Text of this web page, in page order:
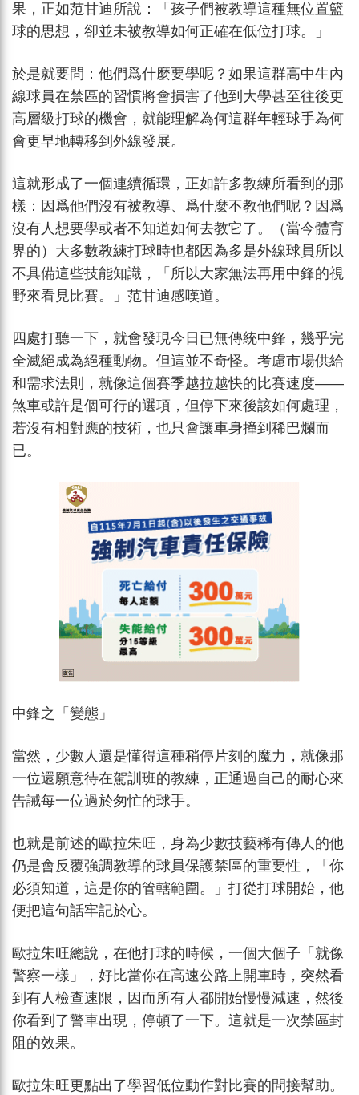
果，正如范甘迪所說：「孩子們被教導這種無位置籃
球的思想，卻並未被教導如何正確在低位打球。」
於是就要問：他們爲什麼要學呢？如果這群高中生內
線球員在禁區的習慣將會損害了他到大學甚至往後更
高層級打球的機會，就能理解為何這群年輕球手為何
會更早地轉移到外線發展。
這就形成了一個連續循環，正如許多教練所看到的那
樣：因爲他們沒有被教導、爲什麼不教他們呢？因爲
沒有人想要學或者不知道如何去教它了。（當今體育
界的）大多數教練打球時也都因為多是外線球員所以
不具備這些技能知識，「所以大家無法再用中鋒的視
野來看見比賽。」范甘迪感嘆道。
四處打聽一下，就會發現今日已無傳統中鋒，幾乎完
全滅絕成為絕種動物。但這並不奇怪。考慮市場供給
和需求法則，就像這個賽季越拉越快的比賽速度——
煞車或許是個可行的選項，但停下來後該如何處理，
若沒有相對應的技術，也只會讓車身撞到稀巴爛而
已。
中鋒之「變態」
當然，少數人還是懂得這種稍停片刻的魔力，就像那
一位還願意待在駕訓班的教練，正通過自己的耐心來
告誡每一位過於匆忙的球手。
也就是前述的歐拉朱旺，身為少數技藝稀有傳人的他
仍是會反覆強調教導的球員保護禁區的重要性，「你
必須知道，這是你的管轄範圍。」打從打球開始，他
便把這句話牢記於心。
歐拉朱旺總說，在他打球的時候，一個大個子「就像
警察一樣」，好比當你在高速公路上開車時，突然看
到有人檢查速限，因而所有人都開始慢慢減速，然後
你看到了警車出現，停頓了一下。這就是一次禁區封
阻的效果。
歐拉朱旺更點出了學習低位動作對比賽的間接幫助。